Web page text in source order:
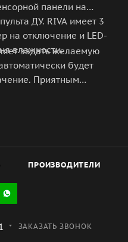
панели на
ДУ. RIVA имеет 3
на отключение и LED-
влажности.
задать желаемую
будет
Приятным
цветами, она
аромакапсулу.
ПРОИЗВОДИТЕЛИ
ЗАКАЗАТЬ ЗВОНОК